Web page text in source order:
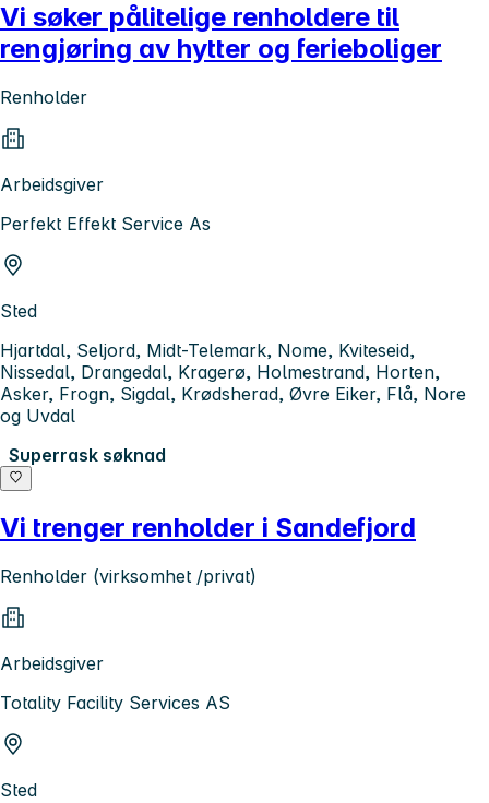
Vi søker pålitelige renholdere til
rengjøring av hytter og ferieboliger
Renholder
Arbeidsgiver
Perfekt Effekt Service As
Sted
Hjartdal, Seljord, Midt-Telemark, Nome, Kviteseid,
Nissedal, Drangedal, Kragerø, Holmestrand, Horten,
Asker, Frogn, Sigdal, Krødsherad, Øvre Eiker, Flå, Nore
og Uvdal
Superrask søknad
Vi trenger renholder i Sandefjord
Renholder (virksomhet /privat)
Arbeidsgiver
Totality Facility Services AS
Sted